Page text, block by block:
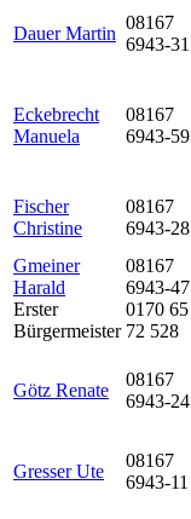
Dauer Martin
08167
6943-31
Eckebrecht
Manuela
08167
6943-59
Fischer
Christine
08167
6943-28
Gmeiner
Harald
Erster
Bürgermeister
08167
6943-47
0170 65
72 528
Götz Renate
08167
6943-24
Gresser Ute
08167
6943-11